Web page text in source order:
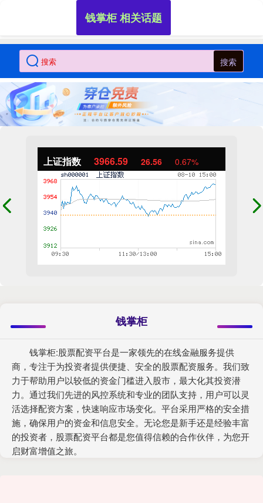
搜索
上证指数 3966.59 26.56 0.67%
钱掌柜
钱掌柜:股票配资平台是一家领先的在线金融服务提供
商，专注于为投资者提供便捷、安全的股票配资服务。我们致
力于帮助用户以较低的资金门槛进入股市，最大化其投资潜
力。通过我们先进的风控系统和专业的团队支持，用户可以灵
活选择配资方案，快速响应市场变化。平台采用严格的安全措
施，确保用户的资金和信息安全。无论您是新手还是经验丰富
的投资者，股票配资平台都是您值得信赖的合作伙伴，为您开
启财富增值之旅。
钱掌柜 相关话题